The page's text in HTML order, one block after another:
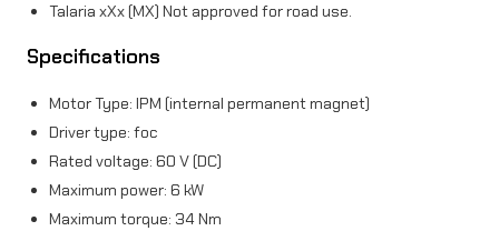
Talaria xXx (MX) Not approved for road use.
Specifications
Motor Type: IPM (internal permanent magnet)
Driver type: foc
Rated voltage: 60 V (DC)
Maximum power: 6 kW
Maximum torque: 34 Nm